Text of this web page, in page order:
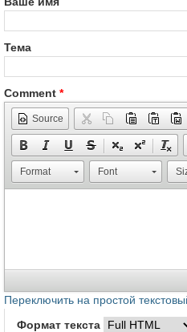
Тема
Comment *
Source
Format Font
Переключить на простой
Формат текста